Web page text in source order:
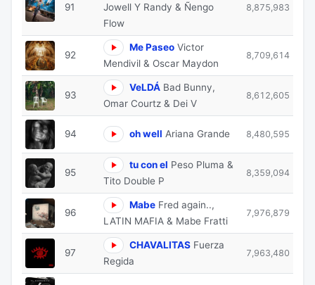
91
Jowell Y Randy & Ñengo
Flow
8,875,983
92
Me Paseo Victor
Mendivil & Oscar Maydon
8,709,614
93
VeLDÁ Bad Bunny,
Omar Courtz & Dei V
8,612,605
94 oh well Ariana Grande 8,480,595
95
tu con el Peso Pluma &
Tito Double P
8,359,094
96
Mabe Fred again..,
LATIN MAFIA & Mabe Fratti
7,976,879
97
CHAVALITAS Fuerza
Regida
7,963,480